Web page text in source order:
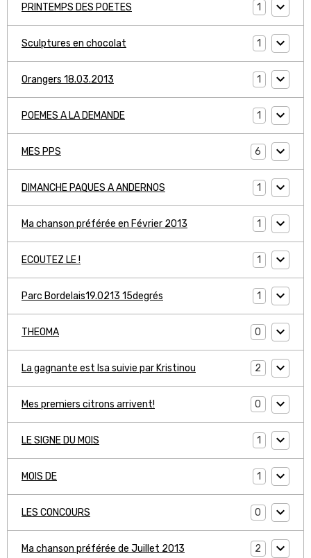
PRINTEMPS DES POETES 1
Sculptures en chocolat 1
Orangers 18.03.2013 1
POEMES A LA DEMANDE 1
MES PPS 6
DIMANCHE PAQUES A ANDERNOS 1
Ma chanson préférée en Février 2013 1
ECOUTEZ LE ! 1
Parc Bordelais19.0213 15degrés 1
THEOMA 0
La gagnante est Isa suivie par Kristinou 2
Mes premiers citrons arrivent! 0
LE SIGNE DU MOIS 1
MOIS DE 1
LES CONCOURS 0
Ma chanson préférée de Juillet 2013 2